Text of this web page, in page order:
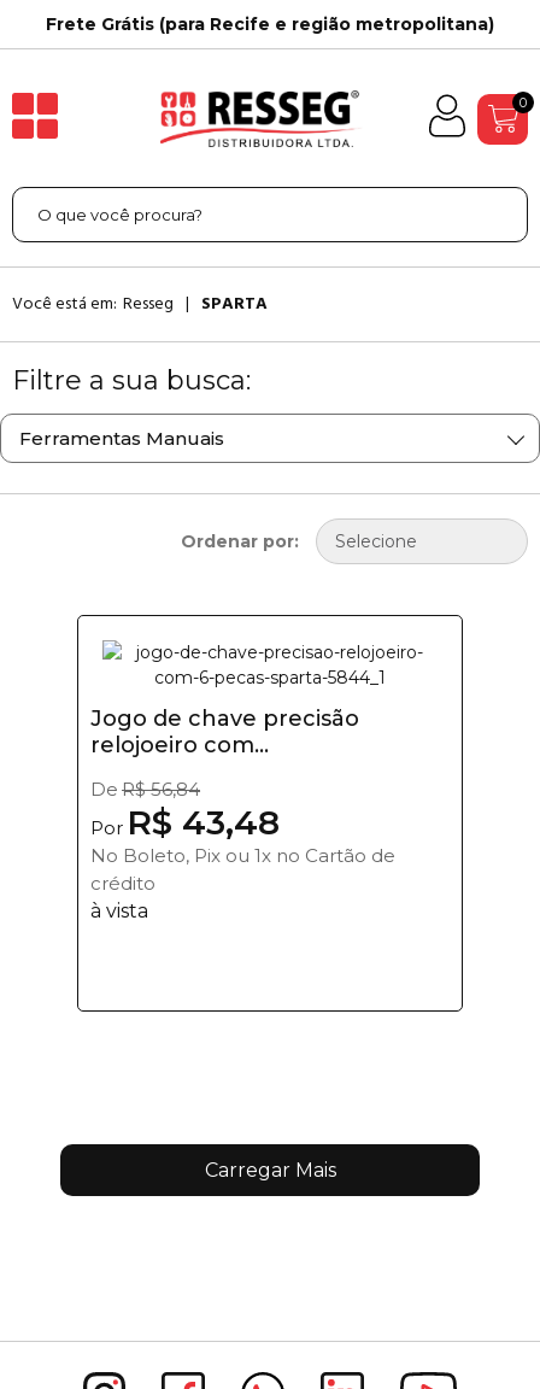
e região metropolitana) 15
0
Você está em: Resseg SPARTA
Filtre a sua busca:
Ferramentas Manuais
Ordenar por:
Jogo de chave precisão
relojoeiro com...
De R$ 56,84
Por R$ 43,48
No Boleto, Pix ou 1x no Cartão de
crédito
à vista
Carregar Mais